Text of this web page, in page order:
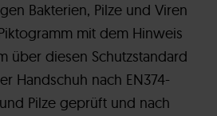
Bakterien, Pilze und Viren
mit dem Hinweis
über diesen Schutzstandard
Handschuh nach EN374-
Pilze geprüft und nach